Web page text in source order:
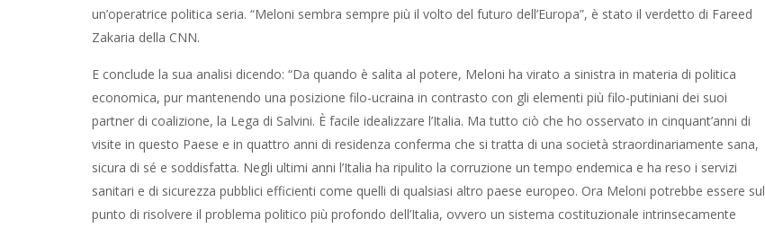
un’operatrice politica seria. “Meloni sembra sempre più il volto del futuro dell’Europa”, è stato il verdetto di Fareed
Zakaria della CNN.
E conclude la sua analisi dicendo: “Da quando è salita al potere, Meloni ha virato a sinistra in materia di politica
economica, pur mantenendo una posizione filo-ucraina in contrasto con gli elementi più filo-putiniani dei suoi
partner di coalizione, la Lega di Salvini. È facile idealizzare l’Italia. Ma tutto ciò che ho osservato in cinquant’anni di
visite in questo Paese e in quattro anni di residenza conferma che si tratta di una società straordinariamente sana,
sicura di sé e soddisfatta. Negli ultimi anni l’Italia ha ripulito la corruzione un tempo endemica e ha reso i servizi
sanitari e di sicurezza pubblici efficienti come quelli di qualsiasi altro paese europeo. Ora Meloni potrebbe essere sul
punto di risolvere il problema politico più profondo dell’Italia, ovvero un sistema costituzionale intrinsecamente